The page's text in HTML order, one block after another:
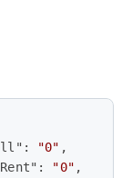
: "0" ,
: "0" ,